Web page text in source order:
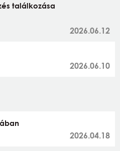
találkozása
2026.06.12
2026.06.10
2026.04.18